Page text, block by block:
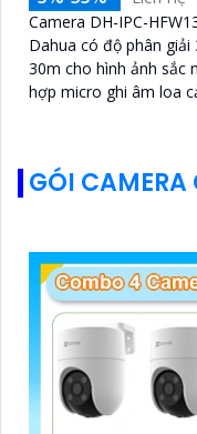
LẮP
Lắp camera quan sát
hình và...